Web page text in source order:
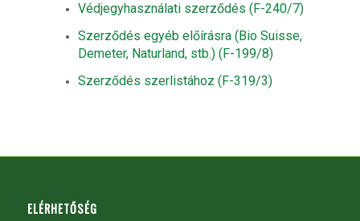
Védjegyhasználati szerződés (F-240/7)
Szerződés egyéb előírásra (Bio Suisse,
Demeter, Naturland, stb.) (F-199/8)
Szerződés szerlistához (F-319/3)
ELÉRHETŐSÉG